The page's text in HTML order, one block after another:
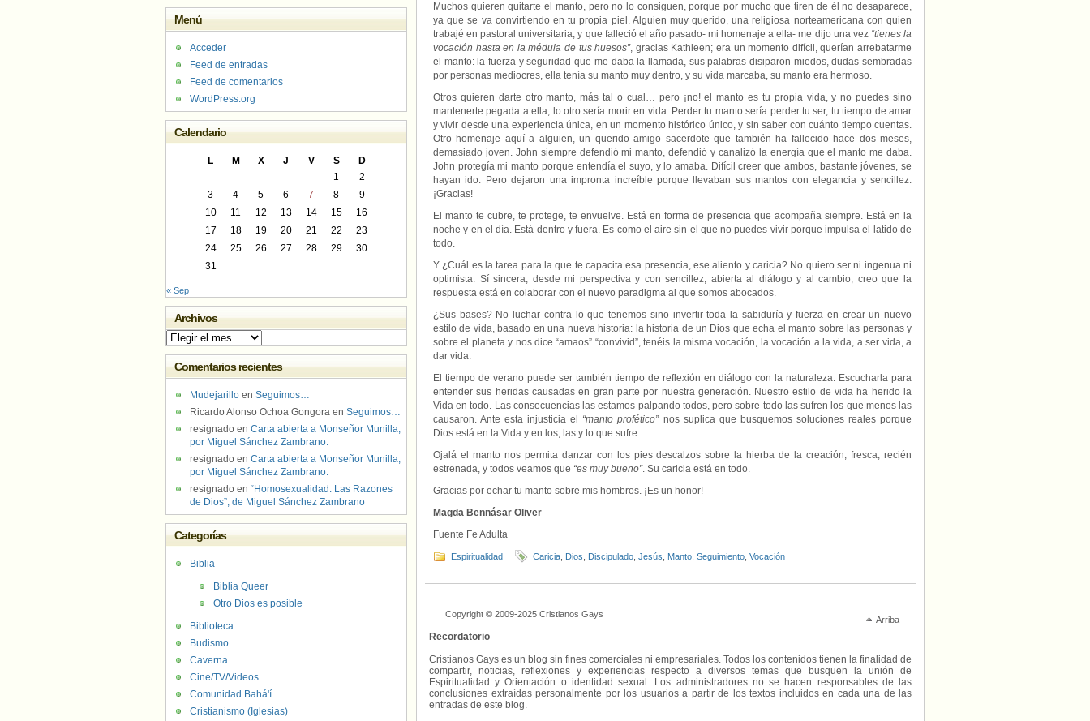
Muchos quieren quitarte el manto, pero no lo consiguen, porque por mucho que tiren de él no desaparece,
ya que se va convirtiendo en tu propia piel. Alguien muy querido, una religiosa norteamericana con quien
trabajé en pastoral universitaria, y que falleció el año pasado- mi homenaje a ella- me dijo una vez “tienes la
vocación hasta en la médula de tus huesos”, gracias Kathleen; era un momento difícil, querían arrebatarme
el manto: la fuerza y seguridad que me daba la llamada, sus palabras disiparon miedos, dudas sembradas
por personas mediocres, ella tenía su manto muy dentro, y su vida marcaba, su manto era hermoso.
Otros quieren darte otro manto, más tal o cual… pero ¡no! el manto es tu propia vida, y no puedes sino
mantenerte pegada a ella; lo otro sería morir en vida. Perder tu manto sería perder tu ser, tu tiempo de amar
y vivir desde una experiencia única, en un momento histórico único, y sin saber con cuánto tiempo cuentas.
Otro homenaje aquí a alguien, un querido amigo sacerdote que también ha fallecido hace dos meses,
demasiado joven. John siempre defendió mi manto, defendió y canalizó la energía que el manto me daba.
John protegía mi manto porque entendía el suyo, y lo amaba. Difícil creer que ambos, bastante jóvenes, se
hayan ido. Pero dejaron una impronta increíble porque llevaban sus mantos con elegancia y sencillez.
¡Gracias!
El manto te cubre, te protege, te envuelve. Está en forma de presencia que acompaña siempre. Está en la
noche y en el día. Está dentro y fuera. Es como el aire sin el que no puedes vivir porque impulsa el latido de
todo.
Y ¿Cuál es la tarea para la que te capacita esa presencia, ese aliento y caricia? No quiero ser ni ingenua ni
optimista. Sí sincera, desde mi perspectiva y con sencillez, abierta al diálogo y al cambio, creo que la
respuesta está en colaborar con el nuevo paradigma al que somos abocados.
¿Sus bases? No luchar contra lo que tenemos sino invertir toda la sabiduría y fuerza en crear un nuevo
estilo de vida, basado en una nueva historia: la historia de un Dios que echa el manto sobre las personas y
sobre el planeta y nos dice “amaos” “convivid”, tenéis la misma vocación, la vocación a la vida, a ser vida, a
dar vida.
El tiempo de verano puede ser también tiempo de reflexión en diálogo con la naturaleza. Escucharla para
entender sus heridas causadas en gran parte por nuestra generación. Nuestro estilo de vida ha herido la
Vida en todo. Las consecuencias las estamos palpando todos, pero sobre todo las sufren los que menos las
causaron. Ante esta injusticia el “manto profético”nos suplica que busquemos soluciones reales porque
Dios está en la Vida y en los, las y lo que sufre.
Ojalá el manto nos permita danzar con los pies descalzos sobre la hierba de la creación, fresca, recién
estrenada, y todos veamos que “es muy bueno”. Su caricia está en todo.
Gracias por echar tu manto sobre mis hombros. ¡Es un honor!
Magda Bennásar Oliver
Fuente Fe Adulta
Espiritualidad Caricia Dios Discipulado Jesús Manto Seguimiento Vocación
Arriba
Copyright © 2009-2025 Cristianos Gays
Recordatorio
Cristianos Gays es un blog sin fines comerciales ni empresariales. Todos los contenidos tienen la finalidad de
compartir, noticias, reflexiones y experiencias respecto a diversos temas que busquen la unión de
Espiritualidad y Orientación o identidad sexual. Los administradores no se hacen responsables de las
conclusiones extraídas personalmente por los usuarios a partir de los textos incluidos en cada una de las
entradas de este blog.
Menú
Acceder
Feed de entradas
Feed de comentarios
WordPress.org
Calendario
L M X J V S
D
1
2
3
4 5 6 7 8
9
10
11 12 13 14 15
16
17
18 19 20 21 22
23
24
25 26 27 28 29
30
31
« Sep
Archivos
Archivos
Comentarios recientes
Mudejarillo en Seguimos…
Ricardo Alonso Ochoa Gongora en Seguimos…
resignado en Carta abierta a Monseñor Munilla,
por Miguel Sánchez Zambrano.
resignado en Carta abierta a Monseñor Munilla,
por Miguel Sánchez Zambrano.
resignado en “Homosexualidad. Las Razones
de Dios”, de Miguel Sánchez Zambrano
Categorías
Biblia
Biblia Queer
Otro Dios es posible
Biblioteca
Budismo
Caverna
Cine/TV/Videos
Comunidad Bahá'í
Cristianismo (Iglesias)